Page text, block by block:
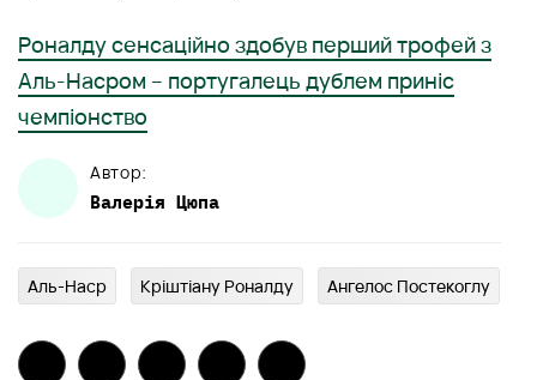
Роналду сенсаційно здобув перший трофей з
Аль-Насром – португалець дублем приніс
чемпіонство
Автор:
Валерія Цюпа
Аль-Наср Кріштіану Роналду Ангелос Постекоглу